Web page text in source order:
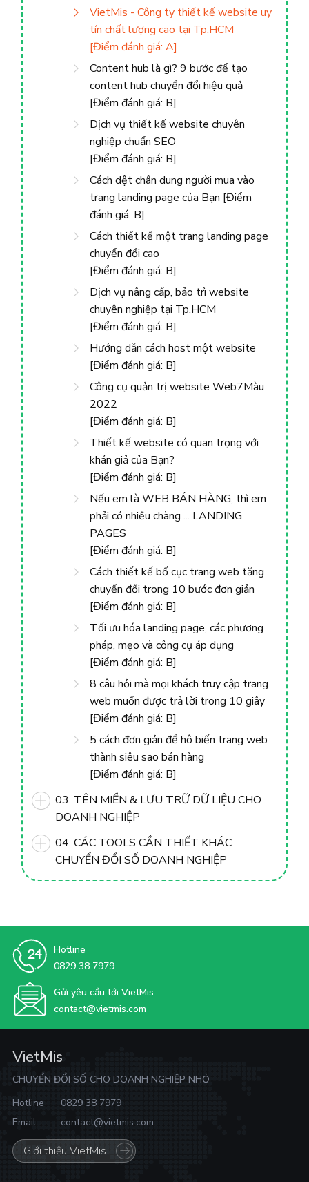
VietMis - Công ty thiết kế website uy
tín chất lượng cao tại Tp.HCM
[Điểm đánh giá: A]
Content hub là gì? 9 bước để tạo
content hub chuyển đổi hiệu quả
[Điểm đánh giá: B]
Dịch vụ thiết kế website chuyên
nghiệp chuẩn SEO
[Điểm đánh giá: B]
Cách dệt chân dung người mua vào
trang landing page của Bạn [Điểm
đánh giá: B]
Cách thiết kế một trang landing page
chuyển đổi cao
[Điểm đánh giá: B]
Dịch vụ nâng cấp, bảo trì website
chuyên nghiệp tại Tp.HCM
[Điểm đánh giá: B]
Hướng dẫn cách host một website
[Điểm đánh giá: B]
Công cụ quản trị website Web7Màu
2022
[Điểm đánh giá: B]
Thiết kế website có quan trọng với
khán giả của Bạn?
[Điểm đánh giá: B]
Nếu em là WEB BÁN HÀNG, thì em
phải có nhiều chàng ... LANDING
PAGES
[Điểm đánh giá: B]
Cách thiết kế bố cục trang web tăng
chuyển đổi trong 10 bước đơn giản
[Điểm đánh giá: B]
Tối ưu hóa landing page, các phương
pháp, mẹo và công cụ áp dụng
[Điểm đánh giá: B]
8 câu hỏi mà mọi khách truy cập trang
web muốn được trả lời trong 10 giây
[Điểm đánh giá: B]
5 cách đơn giản để hô biến trang web
thành siêu sao bán hàng
[Điểm đánh giá: B]
03. TÊN MIỀN & LƯU TRỮ DỮ LIỆU CHO
DOANH NGHIỆP
04. CÁC TOOLS CẦN THIẾT KHÁC
CHUYỂN ĐỔI SỐ DOANH NGHIỆP
Hotline
0829 38 7979
Gửi yêu cầu tới VietMis
contact@vietmis.com
VietMis
CHUYỂN ĐỔI SỐ CHO DOANH NGHIỆP NHỎ
Hotline
0829 38 7979
Email
contact@vietmis.com
Giới thiệu VietMis